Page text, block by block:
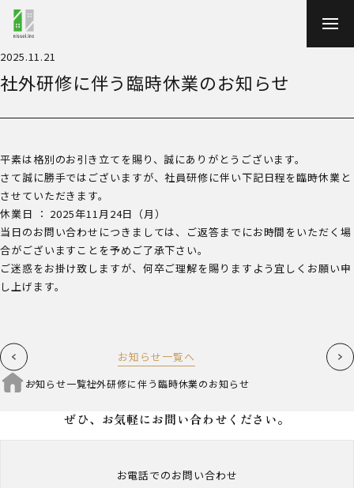
TOP
事業案内
会社案内
採用情報
2025.11.21
社外研修に伴う臨時休業のお知らせ
平素は格別のお引き立てを賜り、誠にありがとうございます。
さて誠に勝手ではございますが、社員研修に伴い下記日程を臨時休業と
させていただきます。
休業日 ： 2025年11月24日（月）
当日のお問い合わせにつきましては、ご返答までにお時間をいただく場
合がございますことを予めご了承下さい。
ご迷惑をお掛け致しますが、何卒ご理解を賜りますよう宜しくお願い申
し上げます。
お知らせ一覧へ
お知らせ一覧社外研修に伴う臨時休業のお知らせ
ぜひ、お気軽にお問い合わせください。
お電話でのお問い合わせ